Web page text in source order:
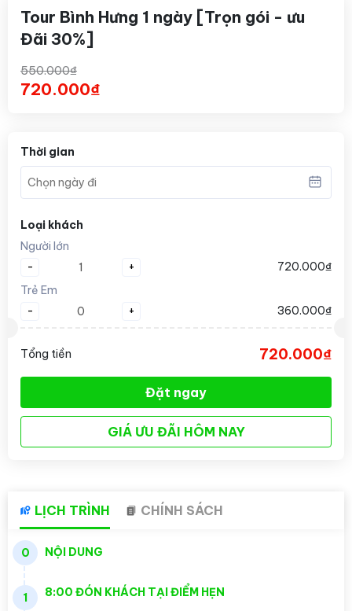
Tour Bình Hưng 1 ngày [Trọn gói - ưu
Đãi 30%]
550.000₫
720.000₫
Thời gian
Loại khách
Người lớn
-
+
720.000₫
Trẻ Em
-
+ 360.000₫
Tổng tiền 720.000₫
Đặt ngay
GIÁ ƯU ĐÃI HÔM NAY
LỊCH TRÌNH CHÍNH SÁCH
0 NỘI DUNG
1 8:00 ĐÓN KHÁCH TẠI ĐIỂM HẸN